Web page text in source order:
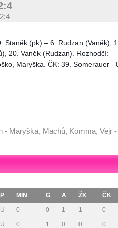
2:4
(pk) – 6. Rudzan (Vaněk),
20. Vaněk (Rudzan). Rozhodčí:
Maryška. ČK: 39. Somerauer -
- Maryška, Machů, Komma, Vejr -
P MIN G A ŽK
ČK
U 0 0 1 1 0
U 0 1 0 0 0